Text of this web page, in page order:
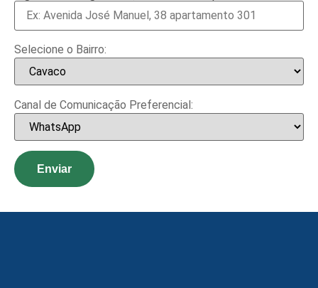
Selecione o Bairro:
Canal de Comunicação Preferencial: